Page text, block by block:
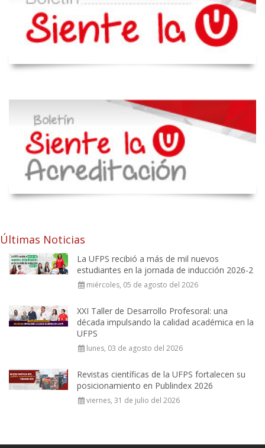
Últimas Noticias
La UFPS recibió a más de mil nuevos
estudiantes en la jornada de inducción 2026-2
miércoles, 05 de agosto del 2026
XXI Taller de Desarrollo Profesoral: una
década impulsando la calidad académica en la
UFPS
lunes, 03 de agosto del 2026
Revistas científicas de la UFPS fortalecen su
posicionamiento en Publindex 2026
viernes, 31 de julio del 2026